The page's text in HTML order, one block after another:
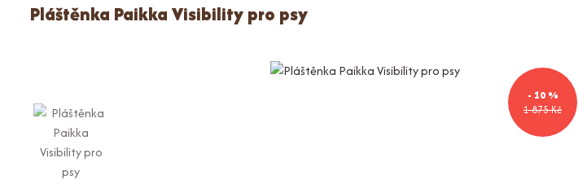
Pláštěnka Paikka Visibility pro psy
1 875 Kč
- 10 %